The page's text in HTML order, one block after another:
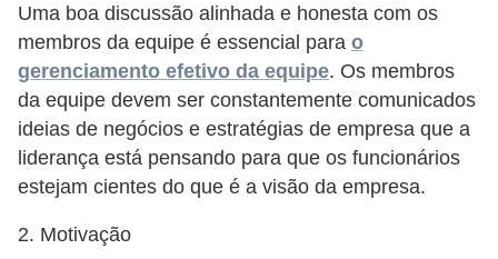
Uma boa discussão alinhada e honesta com os
membros da equipe é essencial para o
gerenciamento efetivo da equipe. Os membros
da equipe devem ser constantemente comunicados
ideias de negócios e estratégias de empresa que a
liderança está pensando para que os funcionários
estejam cientes do que é a visão da empresa.
2. Motivação
M
E
!
F
G
T
S